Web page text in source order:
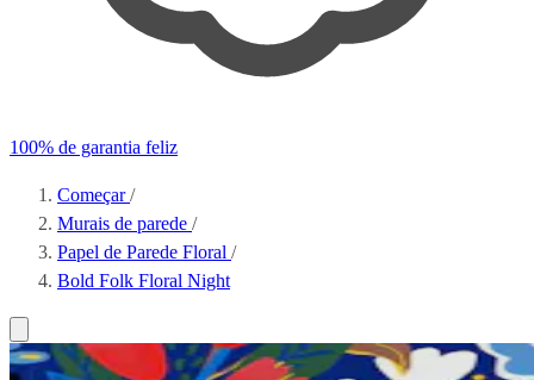
100% de garantia feliz
Começar/
Murais de parede /
Papel de Parede Floral /
Bold Folk Floral Night